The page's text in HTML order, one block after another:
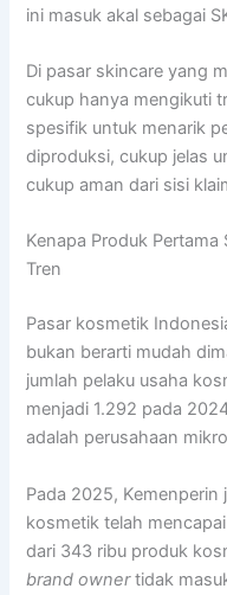
ini masuk akal sebagai
Di pasar skincare yang
cukup hanya mengikuti
spesifik untuk menarik
diproduksi, cukup jelas
cukup aman dari sisi
Kenapa Produk Pertama
Tren
Pasar kosmetik
bukan berarti mudah
jumlah pelaku usaha
menjadi 1.292 pada
adalah perusahaan
Pada 2025, Kemenperin
kosmetik telah
dari 343 ribu produk
brand ownertidak